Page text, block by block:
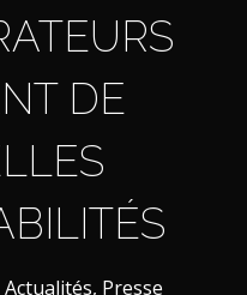
DE
Actualités, Presse